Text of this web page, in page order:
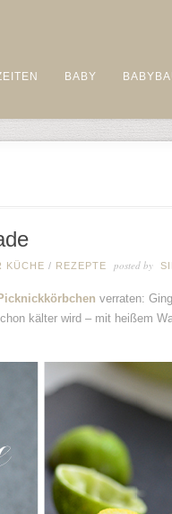
BABY
KÜCHE / REZEPTE posted by
Picknickkörbchen verraten:
kälter wird – mit heißem